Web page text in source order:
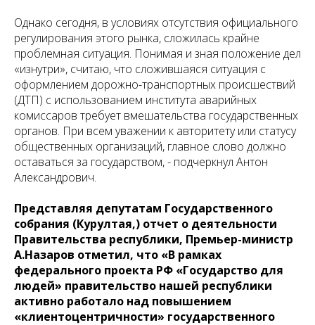
Однако сегодня, в условиях отсутствия официального
регулирования этого рынка, сложилась крайне
проблемная ситуация. Понимая и зная положение дел
«изнутри», считаю, что сложившаяся ситуация с
оформлением дорожно-транспортных происшествий
(ДТП) с использованием института аварийных
комиссаров требует вмешательства государственных
органов. При всем уважении к авторитету или статусу
общественных организаций, главное слово должно
оставаться за государством, - подчеркнул Антон
Александрович.
Представляя депутатам Государственного
собрания (Курултая,) отчет о деятельности
Правительства республики, Премьер-министр
А.Назаров отметил, что «В рамках
федерального проекта РФ «Государство для
людей» правительство нашей республики
активно работало над повышением
«клиентоцентричности» государственного